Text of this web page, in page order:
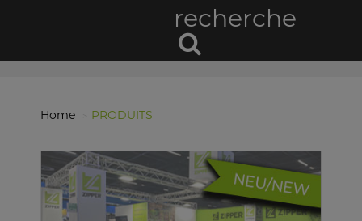
recherche
Home PRODUITS